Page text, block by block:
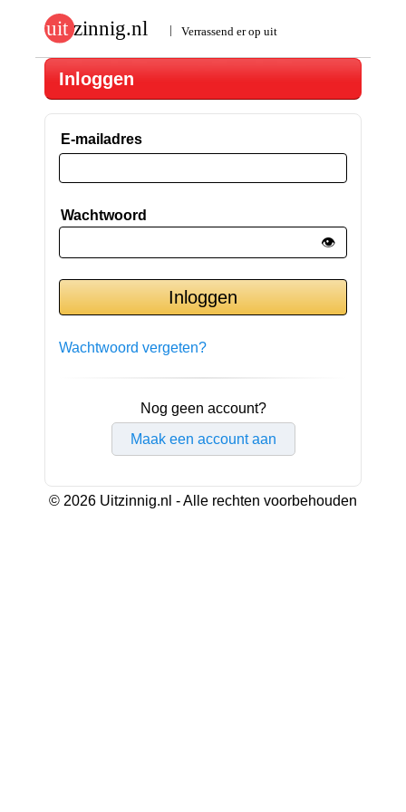
Inloggen
E-mailadres
Wachtwoord
👁️
Wachtwoord vergeten?
Nog geen account?
Maak een account aan
© 2026 Uitzinnig.nl - Alle rechten voorbehouden